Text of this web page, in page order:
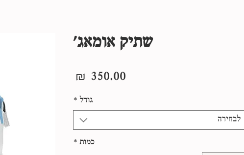
שתיק אומאג׳
גודל *
לבחירה
כמות *